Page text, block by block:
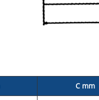
C mm